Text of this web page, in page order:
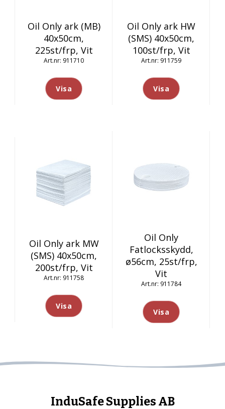
Oil Only ark (MB)
40x50cm,
225st/frp, Vit
911710
Visa
Oil Only ark HW
(SMS) 40x50cm,
100st/frp, Vit
911759
Visa
Oil Only ark MW
(SMS) 40x50cm,
200st/frp, Vit
911758
Visa
Oil Only
Fatlocksskydd,
ø56cm, 25st/frp,
Vit
911784
Visa
InduSafe Supplies AB